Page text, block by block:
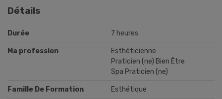
Détails
Durée 7 heures
Ma profession
Esthéticienne
Praticien (ne) Bien Être
Spa Praticien (ne)
Famille De Formation Esthétique